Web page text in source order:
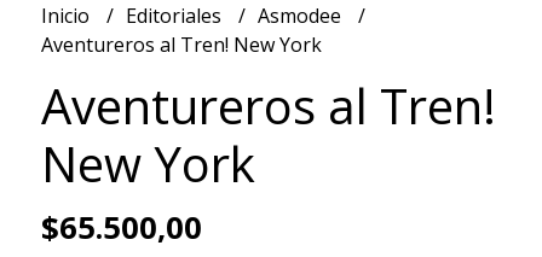
Inicio Editoriales
Asmodee
Aventureros al Tren! New York
Aventureros al Tren!
New York
$65.500,00